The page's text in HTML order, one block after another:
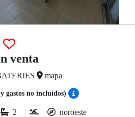
venta
mapa
gastos no incluídos)
2 noroeste